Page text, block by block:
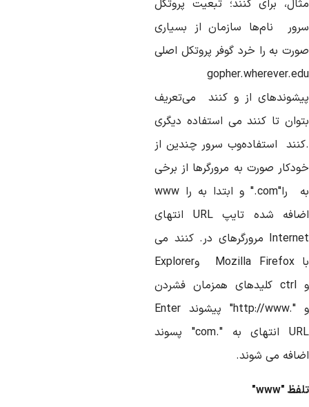
پروتکل تبعیت کنند؛ برای
بسیاری
از سازمان هانام
اصلی پروتکل گوفر خرد را به
تعریفمی کنند از
دیگری
استفاده می کنند تا
از
چندین سرور وباستفاده
برخی از مرورگرها به صورت
wwwرا به ابتدا ".com"را
انتهای
URLتایپ شده
می
کنند .در مرورگرهای
Explorer
Mozilla Firefox
فشردن
همزمان کلیدهای ctrl
Enterپیشوند "http://www."
پسوند
"com."به انتهای
می شوند.
"www"